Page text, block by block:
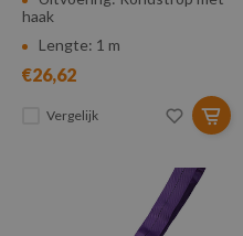
haak
Lengte: 1 m
€26,62
Vergelijk